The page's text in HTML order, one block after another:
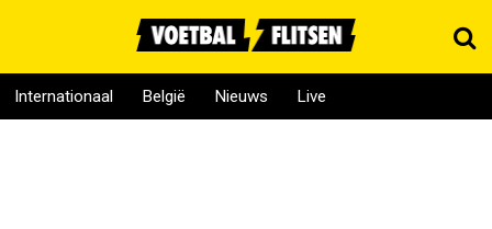
Internationaal België Nieuws Live